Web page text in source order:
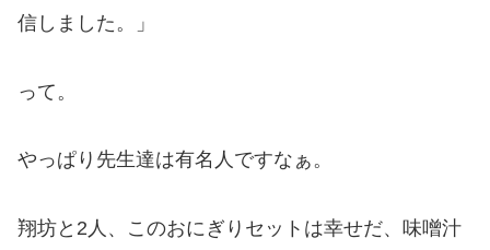
信しました。」
って。
やっぱり先生達は有名人ですなぁ。
翔坊と2人、このおにぎりセットは幸せだ、味噌汁